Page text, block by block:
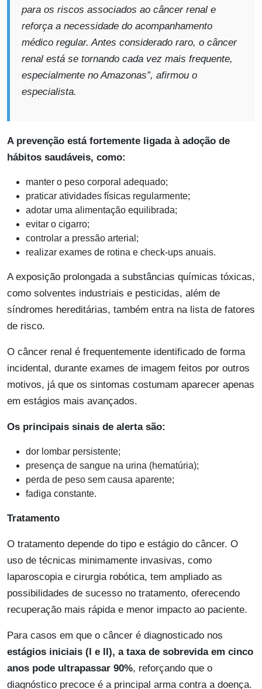
para os riscos associados ao câncer renal e
reforça a necessidade do acompanhamento
médico regular. Antes considerado raro, o câncer
renal está se tornando cada vez mais frequente,
especialmente no Amazonas”, afirmou o
especialista.
A prevenção está fortemente ligada à adoção de
hábitos saudáveis, como:
manter o peso corporal adequado;
praticar atividades físicas regularmente;
adotar uma alimentação equilibrada;
evitar o cigarro;
controlar a pressão arterial;
realizar exames de rotina e check-ups anuais.
A exposição prolongada a substâncias químicas tóxicas,
como solventes industriais e pesticidas, além de
síndromes hereditárias, também entra na lista de fatores
de risco.
O câncer renal é frequentemente identificado de forma
incidental, durante exames de imagem feitos por outros
motivos, já que os sintomas costumam aparecer apenas
em estágios mais avançados.
Os principais sinais de alerta são:
dor lombar persistente;
presença de sangue na urina (hematúria);
perda de peso sem causa aparente;
fadiga constante.
Tratamento
O tratamento depende do tipo e estágio do câncer. O
uso de técnicas minimamente invasivas, como
laparoscopia e cirurgia robótica, tem ampliado as
possibilidades de sucesso no tratamento, oferecendo
recuperação mais rápida e menor impacto ao paciente.
Para casos em que o câncer é diagnosticado nos
estágios iniciais (I e II), a taxa de sobrevida em cinco
anos pode ultrapassar 90%, reforçando que o
diagnóstico precoce é a principal arma contra a doença.